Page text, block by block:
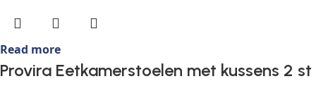
Read more
Provira Eetkamerstoelen met kussens 2 st